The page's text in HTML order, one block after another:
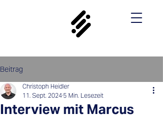
Beitrag
Interview mit Marcus
Christoph Heidler
11. Sept. 2024 5 Min. Lesezeit